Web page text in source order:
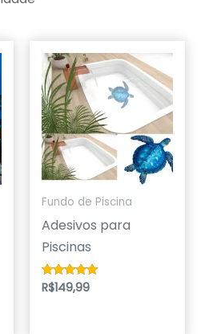
Fundo de Piscina
Adesivos para
Piscinas
Avaliação
5.00
R$149,99